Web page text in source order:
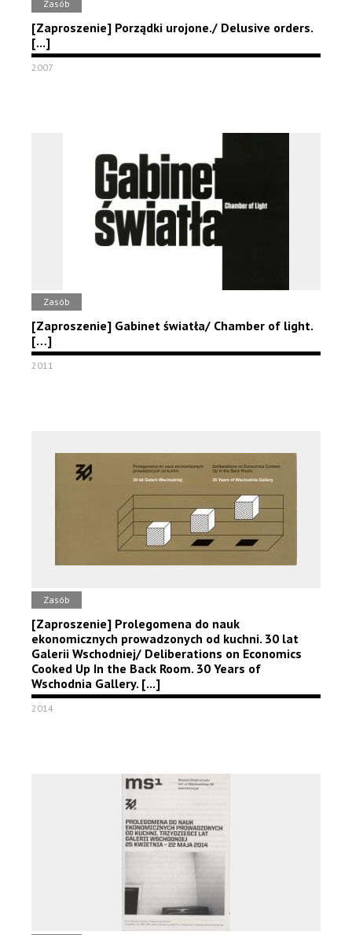
Zasób
[Zaproszenie] Porządki urojone./ Delusive orders.
[...]
2007
Zasób
[Zaproszenie] Gabinet światła/ Chamber of light.
[…]
2011
Zasób
[Zaproszenie] Prolegomena do nauk
ekonomicznych prowadzonych od kuchni. 30 lat
Galerii Wschodniej/ Deliberations on Economics
Cooked Up In the Back Room. 30 Years of
Wschodnia Gallery. [...]
2014